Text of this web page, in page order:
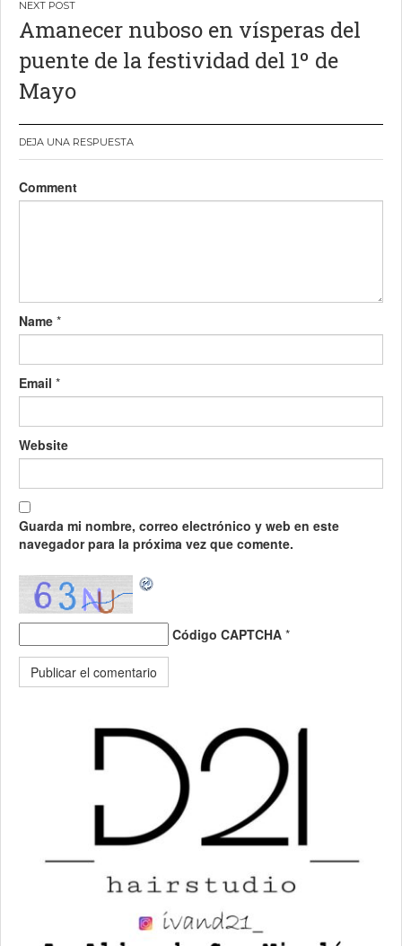
Amanecer nuboso en vísperas del
puente de la festividad del 1º de
Mayo
DEJA UNA RESPUESTA
Comment
Name *
Email *
Website
Guarda mi nombre, correo electrónico y web en este
navegador para la próxima vez que comente.
Código CAPTCHA *